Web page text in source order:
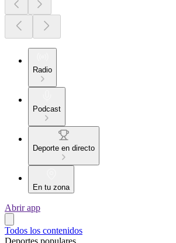
Radio
Podcast
Deporte en directo
En tu zona
Abrir app
Todos los contenidos
Deportes populares